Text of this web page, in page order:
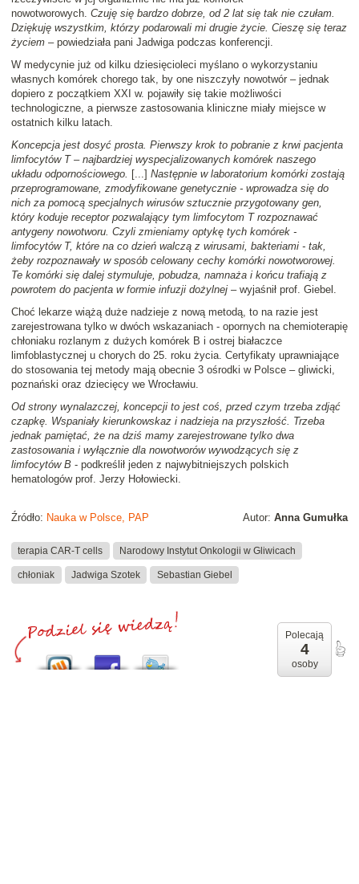
nowotworowych. Czuję się bardzo dobrze, od 2 lat się tak nie czułam.
Dziękuję wszystkim, którzy podarowali mi drugie życie. Cieszę się teraz
życiem – powiedziała pani Jadwiga podczas konferencji.
W medycynie już od kilku dziesięcioleci myślano o wykorzystaniu
własnych komórek chorego tak, by one niszczyły nowotwór – jednak
dopiero z początkiem XXI w. pojawiły się takie możliwości
technologiczne, a pierwsze zastosowania kliniczne miały miejsce w
ostatnich kilku latach.
Koncepcja jest dosyć prosta. Pierwszy krok to pobranie z krwi pacjenta
limfocytów T – najbardziej wyspecjalizowanych komórek naszego
układu odpornościowego. [...] Następnie w laboratorium komórki zostają
przeprogramowane, zmodyfikowane genetycznie - wprowadza się do
nich za pomocą specjalnych wirusów sztucznie przygotowany gen,
który koduje receptor pozwalający tym limfocytom T rozpoznawać
antygeny nowotworu. Czyli zmieniamy optykę tych komórek -
limfocytów T, które na co dzień walczą z wirusami, bakteriami - tak,
żeby rozpoznawały w sposób celowany cechy komórki nowotworowej.
Te komórki się dalej stymuluje, pobudza, namnaża i końcu trafiają z
powrotem do pacjenta w formie infuzji dożylnej – wyjaśnił prof. Giebel.
Choć lekarze wiążą duże nadzieje z nową metodą, to na razie jest
zarejestrowana tylko w dwóch wskazaniach - opornych na chemioterapię
chłoniaku rozlanym z dużych komórek B i ostrej białaczce
limfoblastycznej u chorych do 25. roku życia. Certyfikaty uprawniające
do stosowania tej metody mają obecnie 3 ośrodki w Polsce – gliwicki,
poznański oraz dziecięcy we Wrocławiu.
Od strony wynalazczej, koncepcji to jest coś, przed czym trzeba zdjąć
czapkę. Wspaniały kierunkowskaz i nadzieja na przyszłość. Trzeba
jednak pamiętać, że na dziś mamy zarejestrowane tylko dwa
zastosowania i wyłącznie dla nowotworów wywodzących się z
limfocytów B - podkreślił jeden z najwybitniejszych polskich
hematologów prof. Jerzy Hołowiecki.
Autor: Anna Gumułka
Źródło: Nauka w Polsce, PAP
terapia CAR-T cells Narodowy Instytut Onkologii w Gliwicach
chłoniak Jadwiga Szotek Sebastian Giebel
Polecają
4
osoby